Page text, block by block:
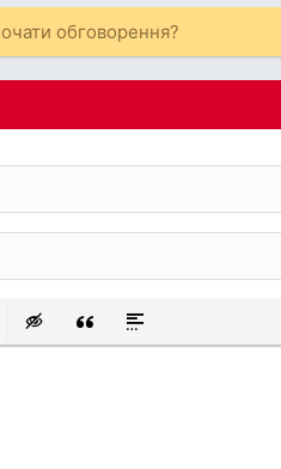
обговорення?
список
Insert hidden text
Insert QuoteInsert spoiler